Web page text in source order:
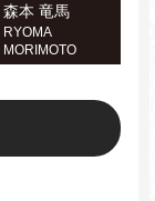
森本 竜馬
RYOMA
MORIMOTO